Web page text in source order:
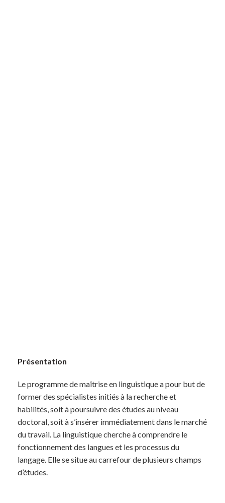
Présentation
Le programme de maîtrise en linguistique a pour but de
former des spécialistes initiés à la recherche et
habilités, soit à poursuivre des études au niveau
doctoral, soit à s’insérer immédiatement dans le marché
du travail. La linguistique cherche à comprendre le
fonctionnement des langues et les processus du
langage. Elle se situe au carrefour de plusieurs champs
d’études.